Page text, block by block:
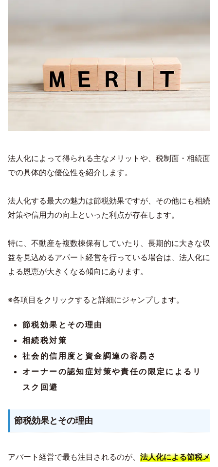
法人化によって得られる主なメリットや、税制面・相続面
での具体的な優位性を紹介します。
法人化する最大の魅力は節税効果ですが、その他にも相続
対策や信用力の向上といった利点が存在します。
特に、不動産を複数棟保有していたり、長期的に大きな収
益を見込めるアパート経営を行っている場合は、法人化に
よる恩恵が大きくなる傾向にあります。
※各項目をクリックすると詳細にジャンプします。
節税効果とその理由
相続税対策
社会的信用度と資金調達の容易さ
オーナーの認知症対策や責任の限定によるリ
スク回避
節税効果とその理由
アパート経営で最も注目されるのが、 法人化による節税メ